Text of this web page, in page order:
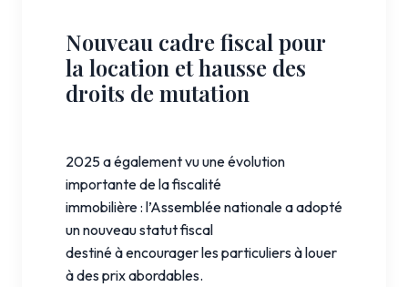
Nouveau cadre fiscal pour
la location et hausse des
droits de mutation
2025 a également vu une évolution
importante de la fiscalité
immobilière : l’Assemblée nationale a adopté
un nouveau statut fiscal
destiné à encourager les particuliers à louer
à des prix abordables.